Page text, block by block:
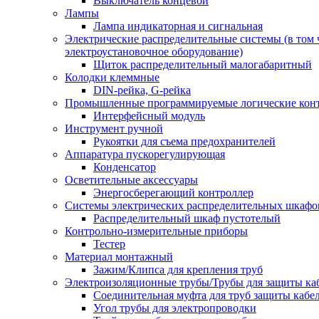
Лампы
Лампа индикаторная и сигнальная
Электрические распределительные системы (в том
электроустановочное оборудование)
Щиток распределительный малогабаритный
Колодки клеммные
DIN-рейка, G-рейка
Промышленные программируемые логические
Интерфейсный модуль
Инструмент ручной
Рукоятки для съема предохранителей
Аппаратура пускорегулирующая
Конденсатор
Осветительные аксессуары
Энергосберегающий контроллер
Системы электрических распределительных
Распределительный шкаф пустотелый
Контрольно-измерительные приборы
Тестер
Материал монтажный
Зажим/Клипса для крепления труб
Электроизоляционные трубы/Трубы для защиты
Соединительная муфта для труб защиты
Угол трубы для электропроводки